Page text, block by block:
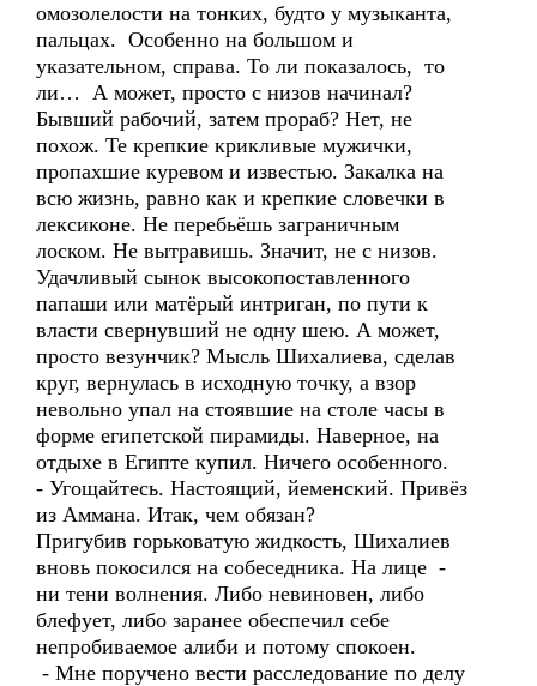
омозолелости на тонких, будто у музыканта,
пальцах. Особенно на большом и
указательном, справа. То ли показалось, то
ли… А может, просто с низов начинал?
Бывший рабочий, затем прораб? Нет, не
похож. Те крепкие крикливые мужички,
пропахшие куревом и известью. Закалка на
всю жизнь, равно как и крепкие словечки в
лексиконе. Не перебьёшь заграничным
лоском. Не вытравишь. Значит, не с низов.
Удачливый сынок высокопоставленного
папаши или матёрый интриган, по пути к
власти свернувший не одну шею. А может,
просто везунчик? Мысль Шихалиева, сделав
круг, вернулась в исходную точку, а взор
невольно упал на стоявшие на столе часы в
форме египетской пирамиды. Наверное, на
отдыхе в Египте купил. Ничего особенного.
- Угощайтесь. Настоящий, йеменский. Привёз
из Аммана. Итак, чем обязан?
Пригубив горьковатую жидкость, Шихалиев
вновь покосился на собеседника. На лице -
ни тени волнения. Либо невиновен, либо
блефует, либо заранее обеспечил себе
непробиваемое алиби и потому спокоен.
- Мне поручено вести расследование по делу